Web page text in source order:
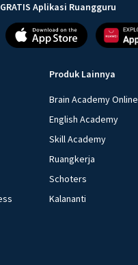
Aplikasi Ruangguru
Produk Lainnya
Brain Academy Online
English Academy
Skill Academy
Ruangkerja
Schoters
Kalananti